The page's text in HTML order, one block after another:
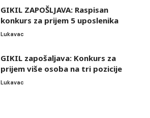
GIKIL ZAPOŠLJAVA: Raspisan
konkurs za prijem 5 uposlenika
Lukavac
GIKIL zapošaljava: Konkurs za
prijem više osoba na tri pozicije
Lukavac